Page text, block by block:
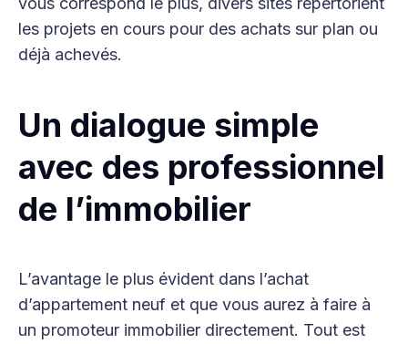
les projets en cours pour des achats sur plan ou
déjà achevés.
Un dialogue simple
avec des professionnel
de l’immobilier
L’avantage le plus évident dans l’achat
d’appartement neuf et que vous aurez à faire à
un promoteur immobilier directement. Tout est